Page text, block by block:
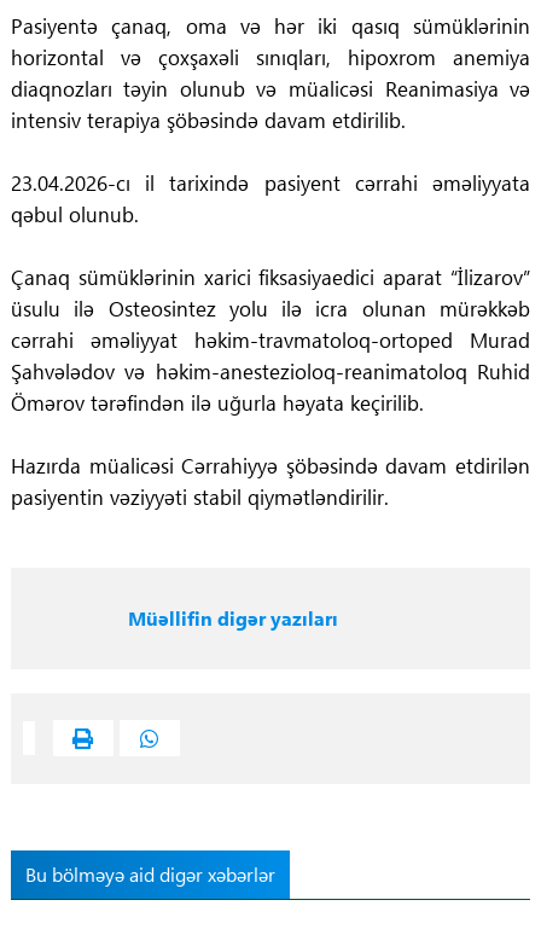
Pasiyentə çanaq, oma və hər iki qasıq sümüklərinin
horizontal və çoxşaxəli sınıqları, hipoxrom anemiya
diaqnozları təyin olunub və müalicəsi Reanimasiya və
intensiv terapiya şöbəsində davam etdirilib.
23.04.2026-cı il tarixində pasiyent cərrahi əməliyyata
qəbul olunub.
Çanaq sümüklərinin xarici fiksasiyaedici aparat “İlizarov”
üsulu ilə Osteosintez yolu ilə icra olunan mürəkkəb
cərrahi əməliyyat həkim-travmatoloq-ortoped Murad
Şahvələdov və həkim-anestezioloq-reanimatoloq Ruhid
Ömərov tərəfindən ilə uğurla həyata keçirilib.
Hazırda müalicəsi Cərrahiyyə şöbəsində davam etdirilən
pasiyentin vəziyyəti stabil qiymətləndirilir.
Müəllifin digər yazıları
Bu bölməyə aid digər xəbərlər